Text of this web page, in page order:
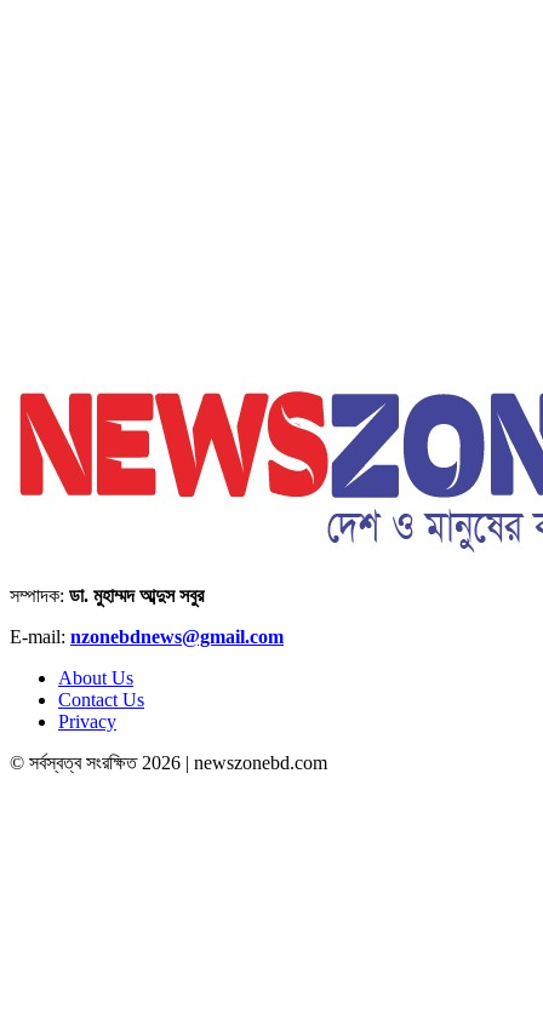
সম্পাদক: ডা. মুহাম্মদ আব্দুস সবুর
E-mail: nzonebdnews@gmail.com
About Us
Contact Us
Privacy
© সর্বস্বত্ব সংরক্ষিত 2026 | newszonebd.com